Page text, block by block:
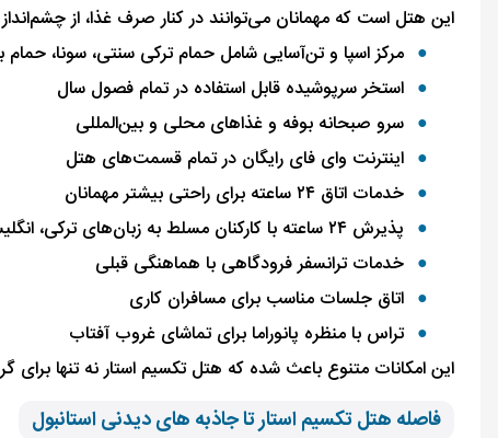
این هتل است که مهمانان می‌توانند در کنار صرف غذا، از
مرکز اسپا و تن‌آسایی شامل حمام ترکی سنتی، سونا، حمام
استخر سرپوشیده قابل استفاده در تمام فصول سال
سرو صبحانه بوفه و غذاهای محلی و بین‌المللی
اینترنت وای فای رایگان در تمام قسمت‌های هتل
خدمات اتاق ۲۴ ساعته برای راحتی بیشتر مهمانان
پذیرش ۲۴ ساعته با کارکنان مسلط به زبان‌های ترکی، انگلیسی و فارسی
خدمات ترانسفر فرودگاهی با هماهنگی قبلی
اتاق جلسات مناسب برای مسافران کاری
تراس با منظره پانوراما برای تماشای غروب آفتاب
این امکانات متنوع باعث شده که هتل تکسیم استار نه تنها برای
فاصله هتل تکسیم استار تا جاذبه های دیدنی استانبول